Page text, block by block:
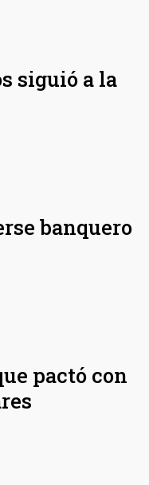
siguió a la
banquero
pactó con